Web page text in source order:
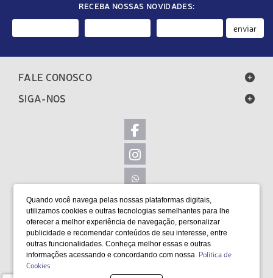
Quando você navega pelas nossas plataformas digitais,
utilizamos cookies e outras tecnologias semelhantes para lhe
oferecer a melhor experiência de navegação, personalizar
publicidade e recomendar conteúdos de seu interesse, entre
outras funcionalidades. Conheça melhor essas e outras
informações acessando e concordando com nossa Política de
Cookies
RECEBA NOSSAS NOVIDADES:
enviar
FALE CONOSCO
SIGA-NOS
LOCALIZAÇÃO
FORMAS DE PAGAMENTO